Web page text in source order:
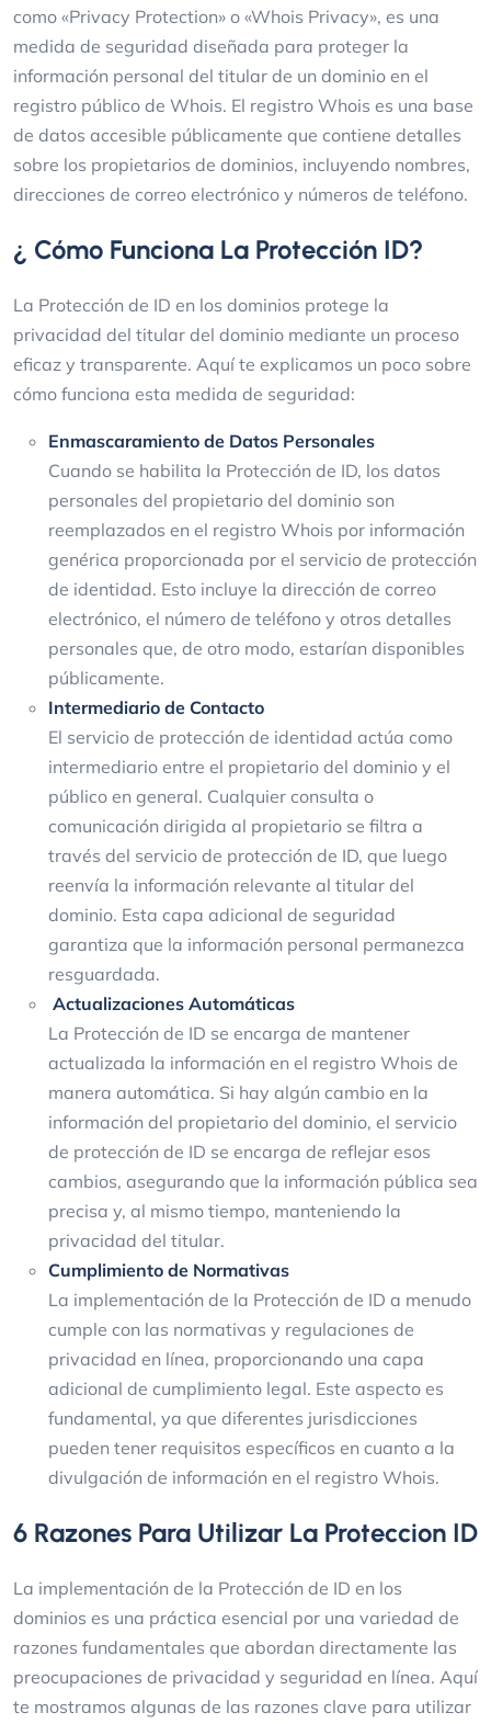
como «Privacy Protection» o «Whois Privacy», es una
medida de seguridad diseñada para proteger la
información personal del titular de un dominio en el
registro público de Whois. El registro Whois es una base
de datos accesible públicamente que contiene detalles
sobre los propietarios de dominios, incluyendo nombres,
direcciones de correo electrónico y números de teléfono.
¿ Cómo Funciona La Protección ID?
La Protección de ID en los dominios protege la
privacidad del titular del dominio mediante un proceso
eficaz y transparente. Aquí te explicamos un poco sobre
cómo funciona esta medida de seguridad:
Enmascaramiento de Datos Personales
Cuando se habilita la Protección de ID, los datos
personales del propietario del dominio son
reemplazados en el registro Whois por información
genérica proporcionada por el servicio de protección
de identidad. Esto incluye la dirección de correo
electrónico, el número de teléfono y otros detalles
personales que, de otro modo, estarían disponibles
públicamente.
Intermediario de Contacto
El servicio de protección de identidad actúa como
intermediario entre el propietario del dominio y el
público en general. Cualquier consulta o
comunicación dirigida al propietario se filtra a
través del servicio de protección de ID, que luego
reenvía la información relevante al titular del
dominio. Esta capa adicional de seguridad
garantiza que la información personal permanezca
resguardada.
Actualizaciones Automáticas
La Protección de ID se encarga de mantener
actualizada la información en el registro Whois de
manera automática. Si hay algún cambio en la
información del propietario del dominio, el servicio
de protección de ID se encarga de reflejar esos
cambios, asegurando que la información pública sea
precisa y, al mismo tiempo, manteniendo la
privacidad del titular.
Cumplimiento de Normativas
La implementación de la Protección de ID a menudo
cumple con las normativas y regulaciones de
privacidad en línea, proporcionando una capa
adicional de cumplimiento legal. Este aspecto es
fundamental, ya que diferentes jurisdicciones
pueden tener requisitos específicos en cuanto a la
divulgación de información en el registro Whois.
6 Razones Para Utilizar La Proteccion ID
La implementación de la Protección de ID en los
dominios es una práctica esencial por una variedad de
razones fundamentales que abordan directamente las
preocupaciones de privacidad y seguridad en línea. Aquí
te mostramos algunas de las razones clave para utilizar